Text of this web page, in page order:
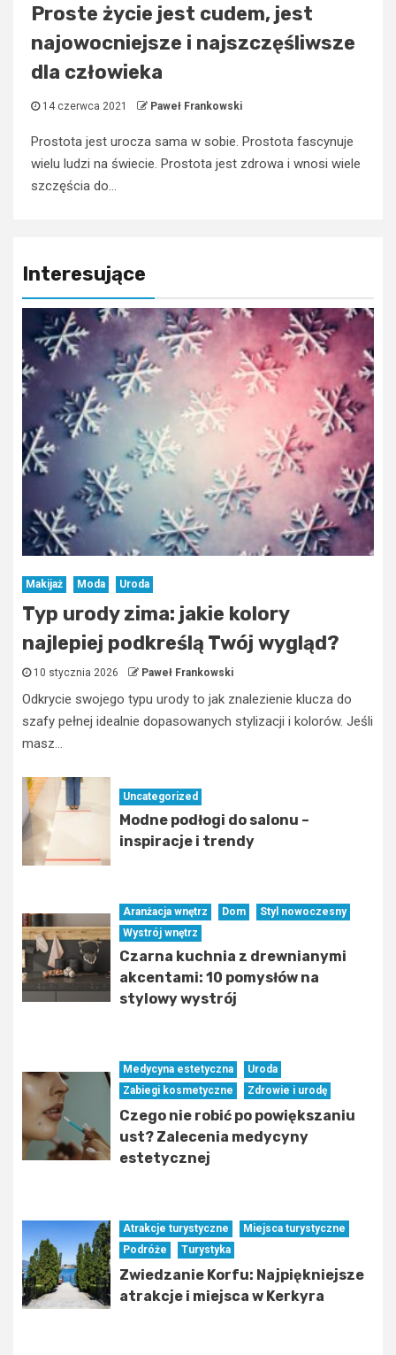
Proste życie jest cudem, jest
najowocniejsze i najszczęśliwsze
dla człowieka
14 czerwca 2021 Paweł Frankowski
Prostota jest urocza sama w sobie. Prostota fascynuje
wielu ludzi na świecie. Prostota jest zdrowa i wnosi wiele
szczęścia do...
Interesujące
Makijaż Moda Uroda
Typ urody zima: jakie kolory
najlepiej podkreślą Twój wygląd?
10 stycznia 2026 Paweł Frankowski
Odkrycie swojego typu urody to jak znalezienie klucza do
szafy pełnej idealnie dopasowanych stylizacji i kolorów. Jeśli
masz...
Uncategorized
Modne podłogi do salonu –
inspiracje i trendy
Aranżacja wnętrz Dom
Styl nowoczesny
Wystrój wnętrz
Czarna kuchnia z drewnianymi
akcentami: 10 pomysłów na
stylowy wystrój
Medycyna estetyczna
Uroda
Zabiegi kosmetyczne
Zdrowie i urodę
Czego nie robić po powiększaniu
ust? Zalecenia medycyny
estetycznej
Atrakcje turystyczne
Miejsca turystyczne
Podróże
Turystyka
Zwiedzanie Korfu: Najpiękniejsze
atrakcje i miejsca w Kerkyra